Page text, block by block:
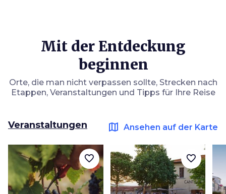
Mit der Entdeckung
beginnen
Orte, die man nicht verpassen sollte, Strecken nach
Etappen, Veranstaltungen und Tipps für Ihre Reise
Veranstaltungen map Ansehen auf der Karte
favorite_border favorite_border